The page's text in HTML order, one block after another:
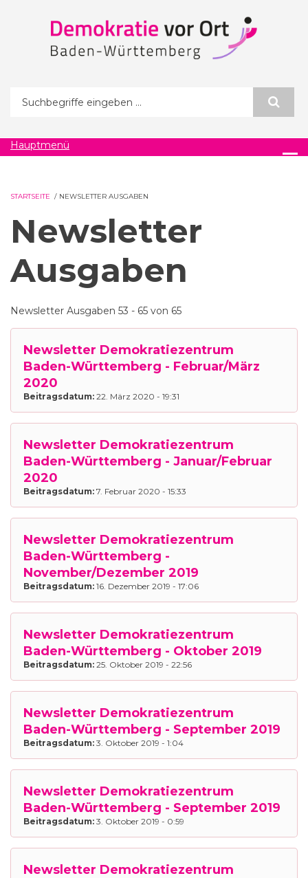
Suchformular
Hauptmenü
STARTSEITE / NEWSLETTER AUSGABEN
Newsletter
Ausgaben
Newsletter Ausgaben 53 - 65 von 65
Newsletter Demokratiezentrum
Baden-Württemberg - Februar/März
2020
Beitragsdatum: 22. März 2020 - 19:31
Newsletter Demokratiezentrum
Baden-Württemberg - Januar/Februar
2020
Beitragsdatum: 7. Februar 2020 - 15:33
Newsletter Demokratiezentrum
Baden-Württemberg -
November/Dezember 2019
Beitragsdatum: 16. Dezember 2019 - 17:06
Newsletter Demokratiezentrum
Baden-Württemberg - Oktober 2019
Beitragsdatum: 25. Oktober 2019 - 22:56
Newsletter Demokratiezentrum
Baden-Württemberg - September 2019
Beitragsdatum: 3. Oktober 2019 - 1:04
Newsletter Demokratiezentrum
Baden-Württemberg - September 2019
Beitragsdatum: 3. Oktober 2019 - 0:59
Newsletter Demokratiezentrum